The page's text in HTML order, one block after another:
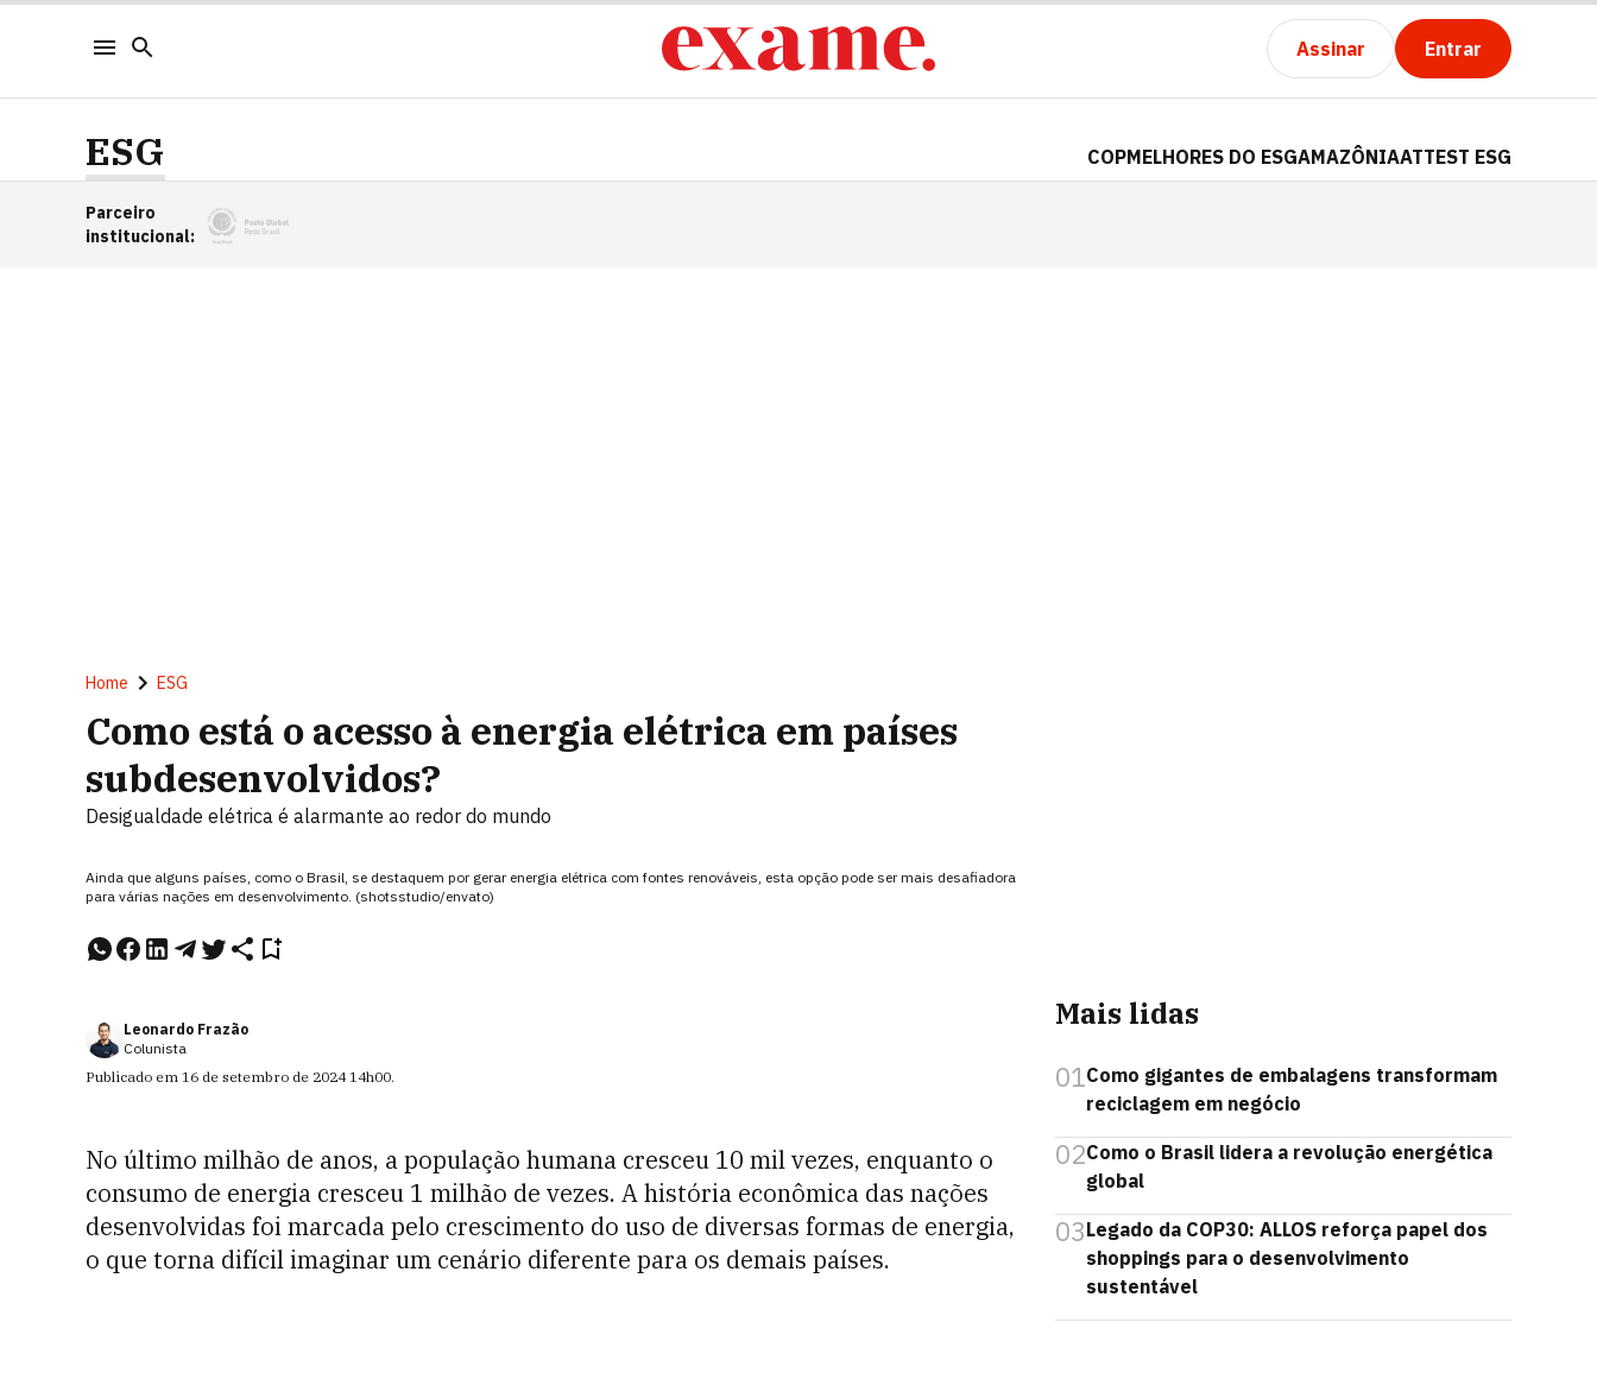
Assinar Entrar
ESG COPMELHORES DO ESGAMAZÔNIAATTEST ESG
Parceiro
institucional:
Home ESG
Como está o acesso à energia elétrica em países
subdesenvolvidos?
Desigualdade elétrica é alarmante ao redor do mundo
Ainda que alguns países, como o Brasil, se destaquem por gerar energia elétrica com fontes renováveis, esta opção pode ser mais desafiadora
para várias nações em desenvolvimento. (shotsstudio/envato)
Leonardo Frazão
Colunista
Publicado em 16 de setembro de 2024 14h00.
No último milhão de anos, a população humana cresceu 10 mil vezes, enquanto o
consumo de energia cresceu 1 milhão de vezes. A história econômica das nações
desenvolvidas foi marcada pelo crescimento do uso de diversas formas de energia,
o que torna difícil imaginar um cenário diferente para os demais países.
Mais lidas
01Como gigantes de embalagens transformam
reciclagem em negócio
02Como o Brasil lidera a revolução energética
global
03Legado da COP30: ALLOS reforça papel dos
shoppings para o desenvolvimento
sustentável